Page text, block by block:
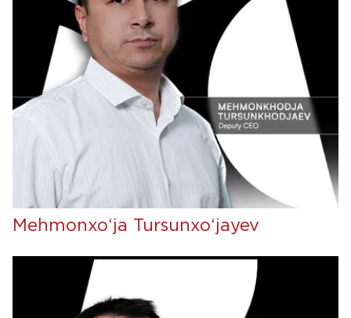
Mehmonxo‘ja Tursunxo‘jayev